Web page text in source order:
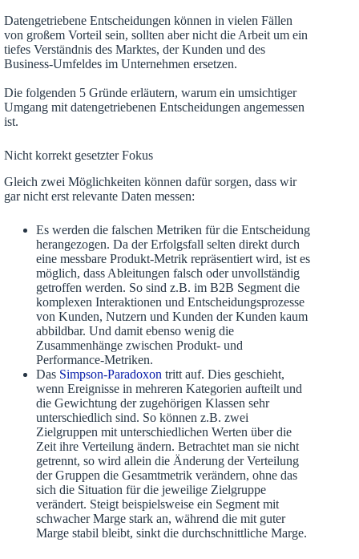
Datengetriebene Entscheidungen können in vielen Fällen
von großem Vorteil sein, sollten aber nicht die Arbeit um ein
tiefes Verständnis des Marktes, der Kunden und des
Business-Umfeldes im Unternehmen ersetzen.
Die folgenden 5 Gründe erläutern, warum ein umsichtiger
Umgang mit datengetriebenen Entscheidungen angemessen
ist.
Nicht korrekt gesetzter Fokus
Gleich zwei Möglichkeiten können dafür sorgen, dass wir
gar nicht erst relevante Daten messen:
Es werden die falschen Metriken für die Entscheidung
herangezogen. Da der Erfolgsfall selten direkt durch
eine messbare Produkt-Metrik repräsentiert wird, ist es
möglich, dass Ableitungen falsch oder unvollständig
getroffen werden. So sind z.B. im B2B Segment die
komplexen Interaktionen und Entscheidungsprozesse
von Kunden, Nutzern und Kunden der Kunden kaum
abbildbar. Und damit ebenso wenig die
Zusammenhänge zwischen Produkt- und
Performance-Metriken.
Das Simpson-Paradoxon tritt auf. Dies geschieht,
wenn Ereignisse in mehreren Kategorien aufteilt und
die Gewichtung der zugehörigen Klassen sehr
unterschiedlich sind. So können z.B. zwei
Zielgruppen mit unterschiedlichen Werten über die
Zeit ihre Verteilung ändern. Betrachtet man sie nicht
getrennt, so wird allein die Änderung der Verteilung
der Gruppen die Gesamtmetrik verändern, ohne das
sich die Situation für die jeweilige Zielgruppe
verändert. Steigt beispielsweise ein Segment mit
schwacher Marge stark an, während die mit guter
Marge stabil bleibt, sinkt die durchschnittliche Marge.